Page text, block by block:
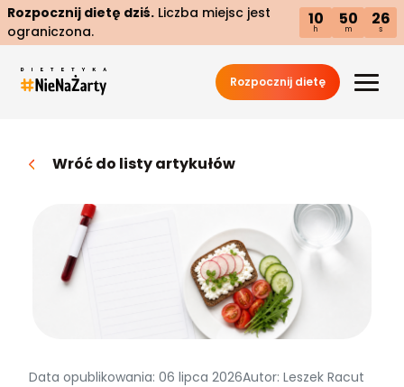
Rozpocznij dietę dziś. Liczba miejsc jest
ograniczona.
10
h
50
m
25
s
Rozpocznij dietę
Wróć do listy artykułów
Data opublikowania: 06 lipca 2026Autor: Leszek Racut